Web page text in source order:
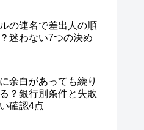
の連名で差出人の順
迷わない7つの決め
余白があっても繰り
？銀行別条件と失敗
確認4点